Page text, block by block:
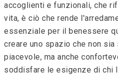
accoglienti e funzionali, che
vita, è ciò che rende
essenziale per il benessere
creare uno spazio che non
piacevole, ma anche
soddisfare le esigenze di chi